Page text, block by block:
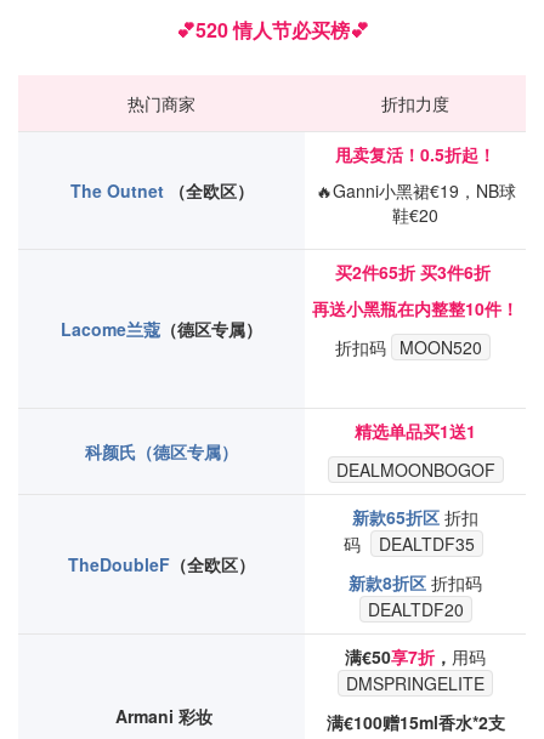
💕520 情人节必买榜💕
热门商家 折扣力度
The Outnet （全欧区）
甩卖复活！ 0.5折起！
🔥Ganni小黑裙€19，NB球
鞋€20
Lacome兰蔻 （德区专属）
买2件65折 买3件6折
再送小黑瓶在内整整10件！
折扣码 MOON520
科颜氏（德区专属）
精选单品买1送1
DEALMOONBOGOF
TheDoubleF （全欧区）
新款65折区 折扣
码
DEALTDF35
新款8折区 折扣码
DEALTDF20
Armani 彩妆
满€50享7折 ， 用码
DMSPRINGELITE
满€100赠15ml香水*2支